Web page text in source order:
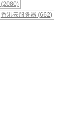
(2080)
香港云服务器 (662)